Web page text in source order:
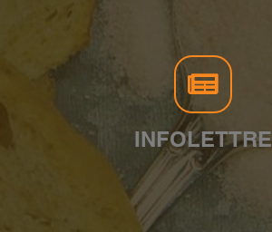
INFOLETTRE